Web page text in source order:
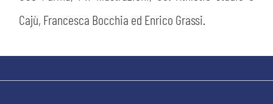
Cajù, Francesca Bocchia ed Enrico Grassi.